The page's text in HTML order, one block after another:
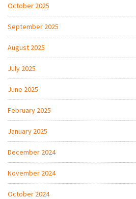
October 2025
September 2025
August 2025
July 2025
June 2025
February 2025
January 2025
December 2024
November 2024
October 2024